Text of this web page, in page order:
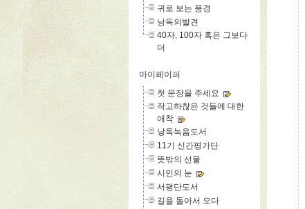
귀로 보는 풍경
낭독의발견
40자, 100자 혹은 그보다
더
마이페이퍼
첫 문장을 주세요
작고하찮은 것들에 대한
애착
낭독녹음도서
11기 신간평가단
뜻밖의 선물
시인의 눈
서평단도서
길을 돌아서 오다